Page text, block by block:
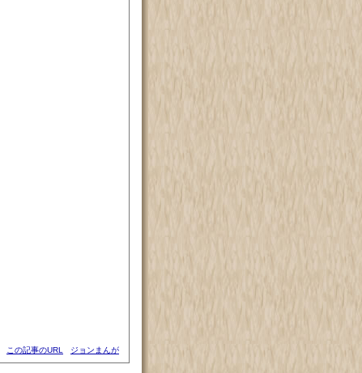
この記事のURL ジョンまんが